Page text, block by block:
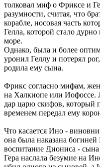
толковал миф о Фриксе и
разумности, считая, что
корабле, носовая часть
Гелла, которой стало
море.
Однако, была и более
уронил Геллу и потерял
родила ему сына.
Фрикс согласно мифам,
на Халкиопе или Иофоссе.
дар царю скифов, который
временем передал ему
Что касается Ино -
она была наказана богиней
воспитание Диониса -
Гера наслала безумие на